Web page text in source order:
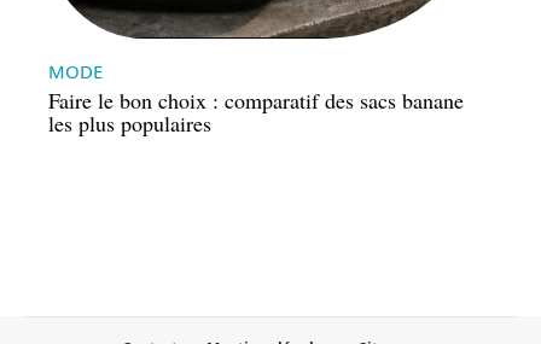
MODE
Faire le bon choix : comparatif des sacs banane
les plus populaires